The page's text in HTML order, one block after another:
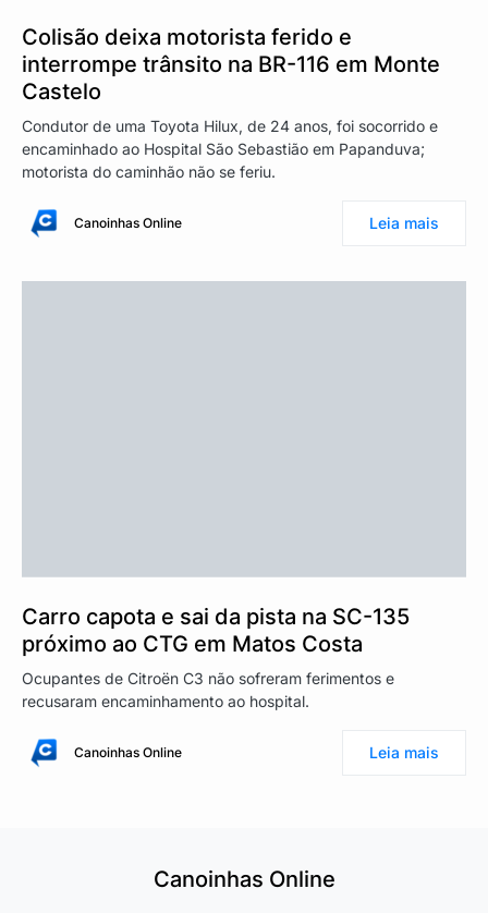
Colisão deixa motorista ferido e
interrompe trânsito na BR-116 em Monte
Castelo
Condutor de uma Toyota Hilux, de 24 anos, foi socorrido e
encaminhado ao Hospital São Sebastião em Papanduva;
motorista do caminhão não se feriu.
Canoinhas Online Leia mais
Carro capota e sai da pista na SC-135
próximo ao CTG em Matos Costa
Ocupantes de Citroën C3 não sofreram ferimentos e
recusaram encaminhamento ao hospital.
Canoinhas Online Leia mais
Canoinhas Online